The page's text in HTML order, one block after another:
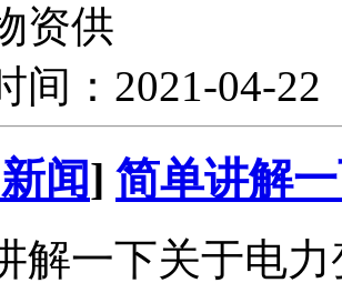
资供
间：2021-04-
闻] 简单讲解
解一下关于电